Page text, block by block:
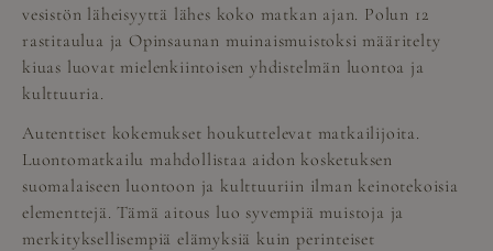
vesistön läheisyyttä lähes koko matkan ajan. Polun 12
rastitaulua ja Opinsaunan muinaismuistoksi määritelty
kiuas luovat mielenkiintoisen yhdistelmän luontoa ja
kulttuuria.
Autenttiset kokemukset houkuttelevat matkailijoita.
Luontomatkailu mahdollistaa aidon kosketuksen
suomalaiseen luontoon ja kulttuuriin ilman keinotekoisia
elementtejä. Tämä aitous luo syvempiä muistoja ja
merkityksellisempiä elämyksiä kuin perinteiset